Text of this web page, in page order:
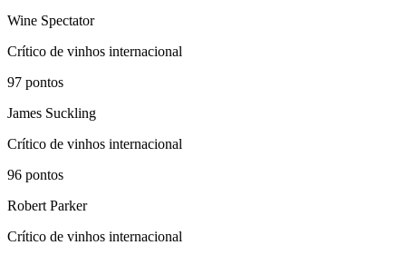
Wine Spectator
Crítico de vinhos internacional
97 pontos
James Suckling
Crítico de vinhos internacional
96 pontos
Robert Parker
Crítico de vinhos internacional